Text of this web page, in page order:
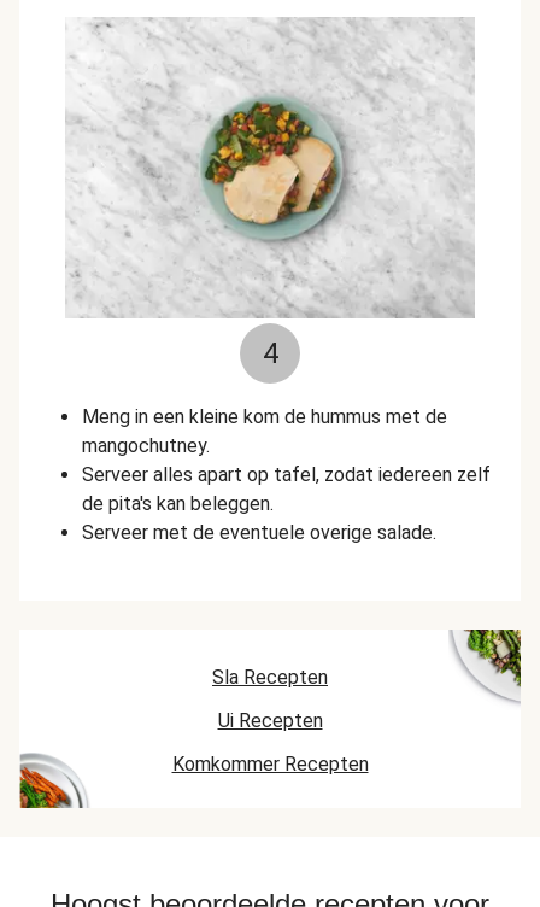
4
Meng in een kleine kom de hummus met de
mangochutney.
Serveer alles apart op tafel, zodat iedereen zelf
de pita's kan beleggen.
Serveer met de eventuele overige salade.
Sla Recepten
Ui Recepten
Komkommer Recepten